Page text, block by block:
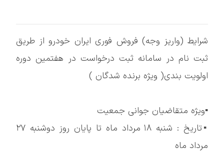
شرایط (واریز وجه) فروش فوری ایران خودرو از طریق
ثبت نام در سامانه ثبت درخواست در هفتمین دوره
اولویت بندی( ویژه برنده شدگان )
▪️ویژه متقاضیان جوانی جمعیت
▪️تاریخ : شنبه ١٨ مرداد ماه تا پایان روز دوشنبه ٢۷
مرداد ماه